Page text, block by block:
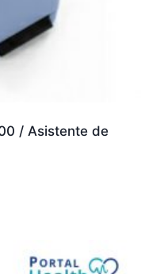
/ Asistente de